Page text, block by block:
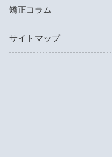
矯正コラム
サイトマップ